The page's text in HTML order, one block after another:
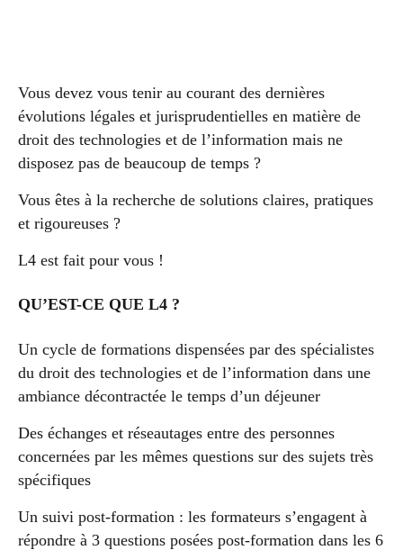
Vous devez vous tenir au courant des dernières
évolutions légales et jurisprudentielles en matière de
droit des technologies et de l’information mais ne
disposez pas de beaucoup de temps ?
Vous êtes à la recherche de solutions claires, pratiques
et rigoureuses ?
L4 est fait pour vous !
QU’EST-CE QUE L4 ?
Un cycle de formations dispensées par des spécialistes
du droit des technologies et de l’information dans une
ambiance décontractée le temps d’un déjeuner
Des échanges et réseautages entre des personnes
concernées par les mêmes questions sur des sujets très
spécifiques
Un suivi post-formation : les formateurs s’engagent à
répondre à 3 questions posées post-formation dans les 6